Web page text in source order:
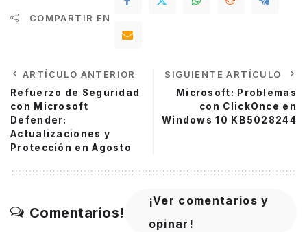
COMPARTIR EN
ARTÍCULO ANTERIOR
Refuerzo de Seguridad
con Microsoft
Defender:
Actualizaciones y
Protección en Agosto
SIGUIENTE ARTÍCULO
Microsoft: Problemas
con ClickOnce en
Windows 10 KB5028244
Comentarios!
¡Ver comentarios y
opinar!